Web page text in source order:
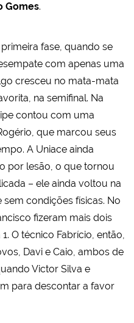
Gomes.
fase, quando se
com apenas uma
cresceu no mata-mata
na semifinal. Na
contou com uma
que marcou seus
A Uniace ainda
por lesão, o que tornou
– ele ainda voltou na
condições físicas. No
fizeram mais dois
O técnico Fabrício, então,
Davi e Caio, ambos de
Victor Silva e
para descontar a favor